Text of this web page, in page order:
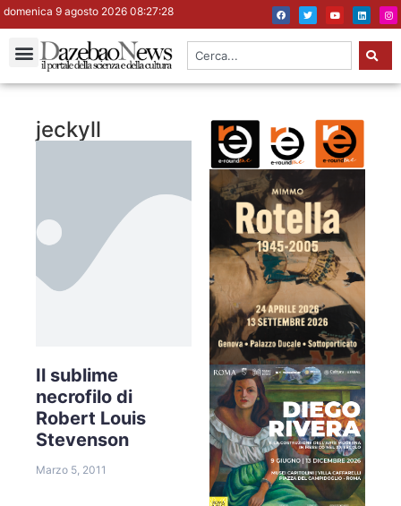
domenica 9 agosto 2026 08:27:28
jeckyll
Il sublime
necrofilo di
Robert Louis
Stevenson
Marzo 5, 2011